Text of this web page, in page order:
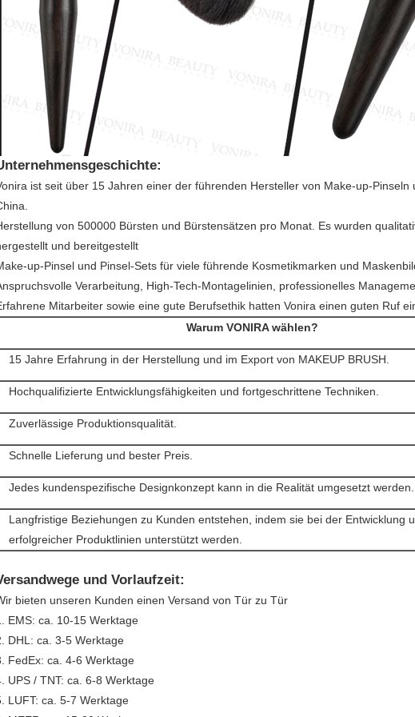
ist seit über 15 Jahren einer der führenden Hersteller von Make-up-Pinseln
von 500000 Bürsten und Bürstensätzen pro Monat. Es wurden
und bereitgestellt
up-Pinsel und Pinsel-Sets für viele führende Kosmetikmarken und
Verarbeitung, High-Tech-Montagelinien, professionelles
Mitarbeiter sowie eine gute Berufsethik hatten Vonira einen guten Ruf
Warum VONIRA wählen?
15 Jahre Erfahrung in der Herstellung und im Export von MAKEUP BRUSH.
Hochqualifizierte Entwicklungsfähigkeiten und fortgeschrittene Techniken.
Zuverlässige Produktionsqualität.
Schnelle Lieferung und bester Preis.
Jedes kundenspezifische Designkonzept kann in die Realität umgesetzt werden.
Langfristige Beziehungen zu Kunden entstehen, indem sie bei der Entwicklung
erfolgreicher Produktlinien unterstützt werden.
und Vorlaufzeit:
bieten unseren Kunden einen Versand von Tür zu Tür
EMS: ca. 10-15 Werktage
DHL: ca. 3-5 Werktage
FedEx: ca. 4-6 Werktage
UPS / TNT: ca. 6-8 Werktage
LUFT: ca. 5-7 Werktage